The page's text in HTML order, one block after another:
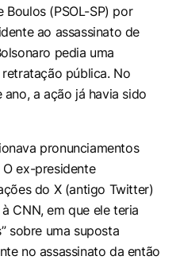
(PSOL-SP) por
ao assassinato de
pedia uma
pública. No
a ação já havia sido
pronunciamentos
ex-presidente
do X (antigo Twitter)
CNN, em que ele teria
sobre uma suposta
no assassinato da então